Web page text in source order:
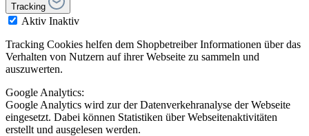
Tracking
Aktiv Inaktiv
Tracking Cookies helfen dem Shopbetreiber Informationen über das
Verhalten von Nutzern auf ihrer Webseite zu sammeln und
auszuwerten.
Google Analytics:
Google Analytics wird zur der Datenverkehranalyse der Webseite
eingesetzt. Dabei können Statistiken über Webseitenaktivitäten
erstellt und ausgelesen werden.